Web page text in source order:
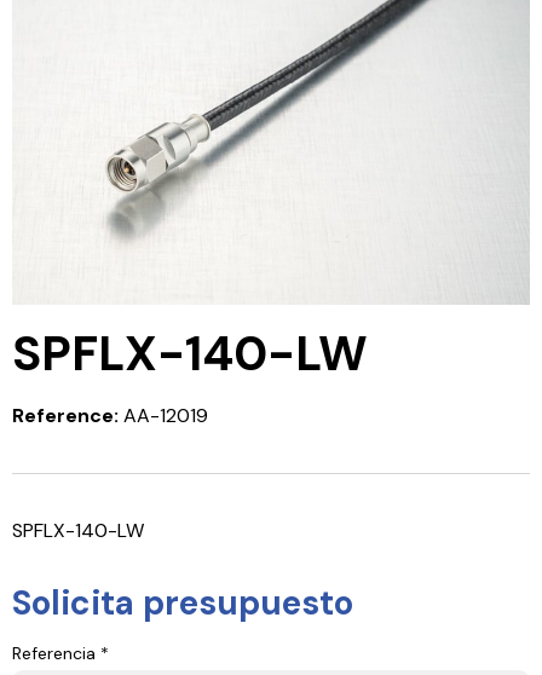
SPFLX-140-LW
Reference: AA-12019
SPFLX-140-LW
Solicita presupuesto
Referencia *